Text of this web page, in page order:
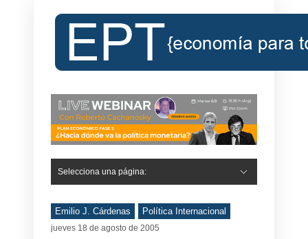
Selecciona una página:
Emilio J. Cárdenas Política Internacional
jueves 18 de agosto de 2005